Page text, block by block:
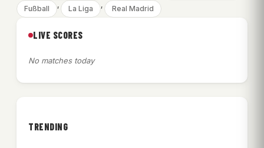
Fußball , La Liga , Real Madrid
LIVE SCORES
No matches today
TRENDING